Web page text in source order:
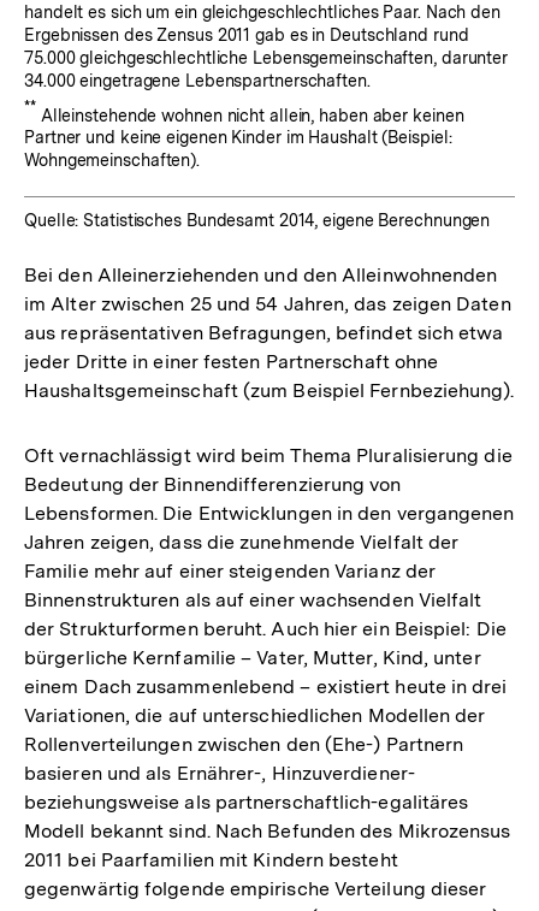
handelt es sich um ein gleichgeschlechtliches Paar. Nach den
Ergebnissen des Zensus 2011 gab es in Deutschland rund
75.000 gleichgeschlechtliche Lebensgemeinschaften, darunter
34.000 eingetragene Lebenspartnerschaften.
Fußnote:
** Alleinstehende wohnen nicht allein, haben aber keinen
Partner und keine eigenen Kinder im Haushalt (Beispiel:
Wohngemeinschaften).
Quelle: Statistisches Bundesamt 2014, eigene Berechnungen
Bei den Alleinerziehenden und den Alleinwohnenden
im Alter zwischen 25 und 54 Jahren, das zeigen Daten
aus repräsentativen Befragungen, befindet sich etwa
jeder Dritte in einer festen Partnerschaft ohne
Haushaltsgemeinschaft (zum Beispiel Fernbeziehung).
Oft vernachlässigt wird beim Thema Pluralisierung die
Bedeutung der Binnendifferenzierung von
Lebensformen. Die Entwicklungen in den vergangenen
Jahren zeigen, dass die zunehmende Vielfalt der
Familie mehr auf einer steigenden Varianz der
Binnenstrukturen als auf einer wachsenden Vielfalt
der Strukturformen beruht. Auch hier ein Beispiel: Die
bürgerliche Kernfamilie – Vater, Mutter, Kind, unter
einem Dach zusammenlebend – existiert heute in drei
Variationen, die auf unterschiedlichen Modellen der
Rollenverteilungen zwischen den (Ehe-) Partnern
basieren und als Ernährer-, Hinzuverdiener-
beziehungsweise als partnerschaftlich-egalitäres
Modell bekannt sind. Nach Befunden des Mikrozensus
2011 bei Paarfamilien mit Kindern besteht
gegenwärtig folgende empirische Verteilung dieser